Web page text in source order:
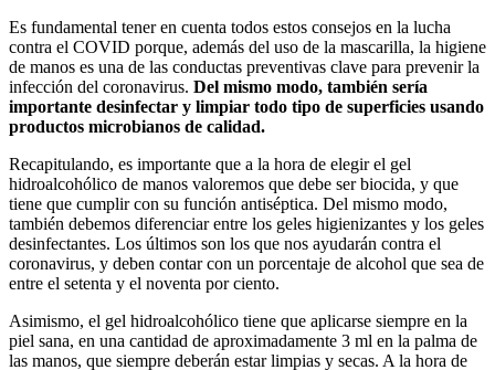
Es fundamental tener en cuenta todos estos consejos en la lucha
contra el COVID porque, además del uso de la mascarilla, la higiene
de manos es una de las conductas preventivas clave para prevenir la
infección del coronavirus. Del mismo modo, también sería
importante desinfectar y limpiar todo tipo de superficies usando
productos microbianos de calidad.
Recapitulando, es importante que a la hora de elegir el gel
hidroalcohólico de manos valoremos que debe ser biocida, y que
tiene que cumplir con su función antiséptica. Del mismo modo,
también debemos diferenciar entre los geles higienizantes y los geles
desinfectantes. Los últimos son los que nos ayudarán contra el
coronavirus, y deben contar con un porcentaje de alcohol que sea de
entre el setenta y el noventa por ciento.
Asimismo, el gel hidroalcohólico tiene que aplicarse siempre en la
piel sana, en una cantidad de aproximadamente 3 ml en la palma de
las manos, que siempre deberán estar limpias y secas. A la hora de